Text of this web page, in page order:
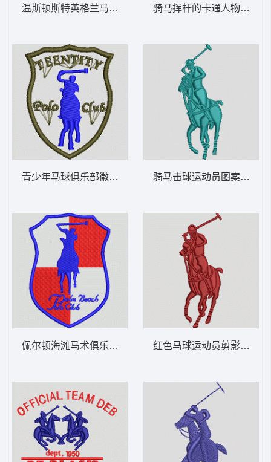
温斯顿斯特英格兰马球俱乐部徽章 保罗 骑马
青少年马球俱乐部徽章 保罗 骑马 polo 男
佩尔顿海滩马术俱乐部徽章 保罗 骑马 polo
骑马挥杆的卡通人物 保罗
骑马击球运动员图案 保罗
红色马球运动员剪影 保罗